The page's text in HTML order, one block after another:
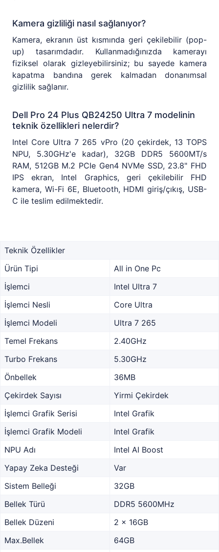
Kamera gizliliği nasıl sağlanıyor?
Kamera, ekranın üst kısmında geri çekilebilir (pop-
up) tasarımdadır. Kullanmadığınızda kamerayı
fiziksel olarak gizleyebilirsiniz; bu sayede kamera
kapatma bandına gerek kalmadan donanımsal
gizlilik sağlanır.
Dell Pro 24 Plus QB24250 Ultra 7 modelinin
teknik özellikleri nelerdir?
Intel Core Ultra 7 265 vPro (20 çekirdek, 13 TOPS
NPU, 5.30GHz'e kadar), 32GB DDR5 5600MT/s
RAM, 512GB M.2 PCIe Gen4 NVMe SSD, 23.8" FHD
IPS ekran, Intel Graphics, geri çekilebilir FHD
kamera, Wi-Fi 6E, Bluetooth, HDMI giriş/çıkış, USB-
C ile teslim edilmektedir.
Teknik Özellikler
Ürün Tipi
All in One Pc
İşlemci
Intel Ultra 7
İşlemci Nesli
Core Ultra
İşlemci Modeli
Ultra 7 265
Temel Frekans
2.40GHz
Turbo Frekans
5.30GHz
Önbellek
36MB
Çekirdek Sayısı
Yirmi Çekirdek
İşlemci Grafik Serisi
Intel Grafik
İşlemci Grafik Modeli
Intel Grafik
NPU Adı
Intel AI Boost
Yapay Zeka Desteği
Var
Sistem Belleği
32GB
Bellek Türü
DDR5 5600MHz
Bellek Düzeni
2 x 16GB
Max.Bellek
64GB